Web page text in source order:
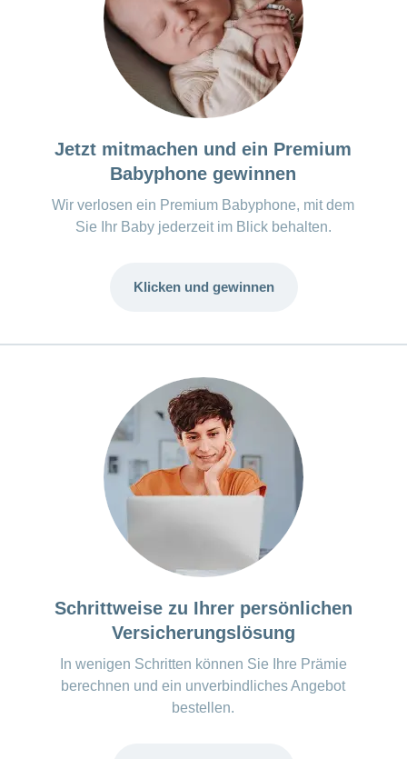
Jetzt mitmachen und ein Premium
Babyphone gewinnen
Wir verlosen ein Premium Babyphone, mit dem
Sie Ihr Baby jederzeit im Blick behalten.
Klicken und gewinnen
Schrittweise zu Ihrer persönlichen
Versicherungslösung
In wenigen Schritten können Sie Ihre Prämie
berechnen und ein unverbindliches Angebot
bestellen.